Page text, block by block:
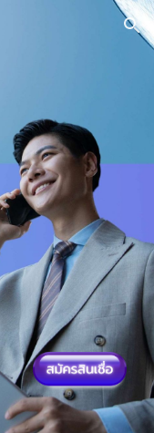
Skip to navigation